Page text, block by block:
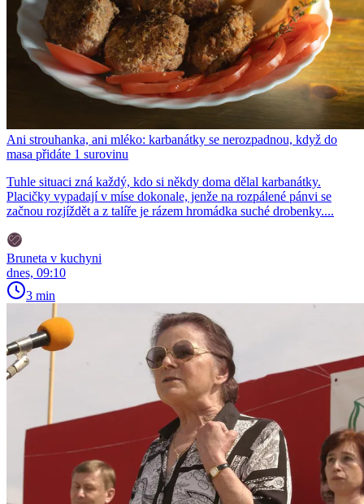
Ani strouhanka, ani mléko: karbanátky se nerozpadnou, když do
masa přidáte 1 surovinu
Tuhle situaci zná každý, kdo si někdy doma dělal karbanátky.
Placičky vypadají v míse dokonale, jenže na rozpálené pánvi se
začnou rozjíždět a z talíře je rázem hromádka suché drobenky....
Bruneta v kuchyni
dnes, 09:10
3 min